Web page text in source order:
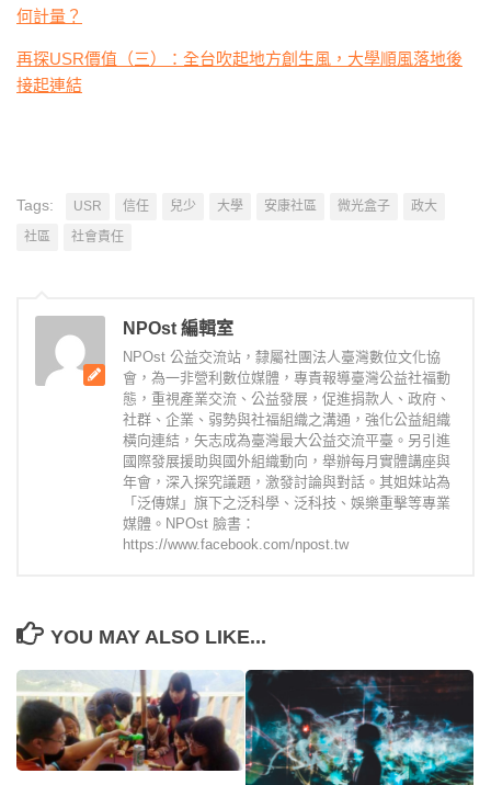
何計量？
再探USR價值（三）：全台吹起地方創生風，大學順風落地後
接起連結
Tags: USR 信任 兒少 大學 安康社區 微光盒子
政大
社區
社會責任
NPOst 編輯室
NPOst 公益交流站，隸屬社團法人臺灣數位文化協
會，為一非營利數位媒體，專責報導臺灣公益社福動
態，重視產業交流、公益發展，促進捐款人、政府、
社群、企業、弱勢與社福組織之溝通，強化公益組織
橫向連結，矢志成為臺灣最大公益交流平臺。另引進
國際發展援助與國外組織動向，舉辦每月實體講座與
年會，深入探究議題，激發討論與對話。其姐妹站為
「泛傳媒」旗下之泛科學、泛科技、娛樂重擊等專業
媒體。NPOst 臉書：
https://www.facebook.com/npost.tw
YOU MAY ALSO LIKE...